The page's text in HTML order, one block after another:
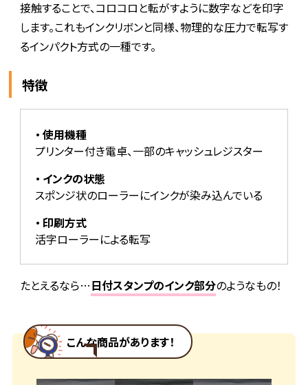
接触することで、コロコロと転がすように数字などを印字
します。これもインクリボンと同様、物理的な圧力で転写す
るインパクト方式の一種です。
特徴
使用機種
プリンター付き電卓、一部のキャッシュレジスター
インクの状態
スポンジ状のローラーにインクが染み込んでいる
印刷方式
活字ローラーによる転写
たとえるなら…日付スタンプのインク部分のようなもの！
こんな商品があります！